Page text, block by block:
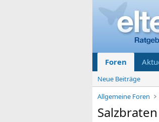
Foren
Neue Beiträge
Allgemeine Foren
Salzbraten